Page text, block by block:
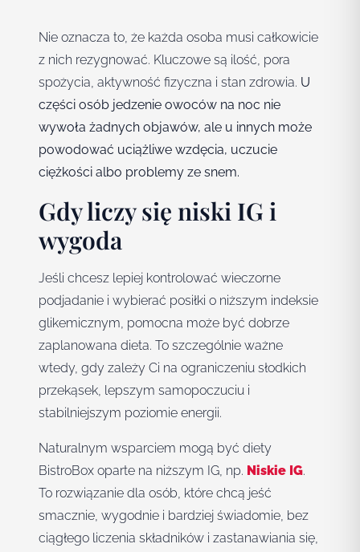
Nie oznacza to, że każda osoba musi całkowicie
z nich rezygnować. Kluczowe są ilość, pora
spożycia, aktywność fizyczna i stan zdrowia. U
części osób jedzenie owoców na noc nie
wywoła żadnych objawów, ale u innych może
powodować uciążliwe wzdęcia, uczucie
ciężkości albo problemy ze snem.
Gdy liczy się niski IG i
wygoda
Jeśli chcesz lepiej kontrolować wieczorne
podjadanie i wybierać posiłki o niższym indeksie
glikemicznym, pomocna może być dobrze
zaplanowana dieta. To szczególnie ważne
wtedy, gdy zależy Ci na ograniczeniu słodkich
przekąsek, lepszym samopoczuciu i
stabilniejszym poziomie energii.
Naturalnym wsparciem mogą być diety
BistroBox oparte na niższym IG, np. Niskie IG.
To rozwiązanie dla osób, które chcą jeść
smacznie, wygodnie i bardziej świadomie, bez
ciągłego liczenia składników i zastanawiania się,